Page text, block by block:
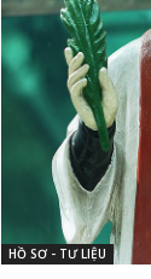
HỒ SƠ - TƯ LIỆU